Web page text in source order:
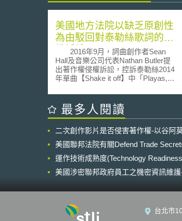
美國地方法院以缺乏原創性
為由駁回對泰勒絲歌詞的侵
權訴訟
2016年9月，詞曲創作者Sean
Hall及音樂公司代表Nathan Butler提
出著作權侵權訴訟，控訴泰勒絲2014
年單曲【Shake it off】中「Playas,
gonna hate」的詞彙使用方法抄襲了
2001年所錄製的【Playas
Gon'Play】，主張在2001年前這種特
合，並未於任何流行文化中所使用。
由於原告僅以歌詞部分進行侵權
訴訟，美國聯邦地區法院法官不需專
家或陪審團意見即可進行判決。法官
Michael Fitzgerald以「平庸
（banal）」一詞形容原告所提出的詞
權的泰勒絲歌詞內容部分為短語
（short phrases），缺乏著作權法所
保護的原始性及創作性，且「Playas
最多人閱讀
二次創作影片是否侵害著作權-以谷阿
美國聯邦法院有關Defend Trade
運作技術成熟度(Technology
美國涉密聯邦政府員工之機密資訊維
台北市